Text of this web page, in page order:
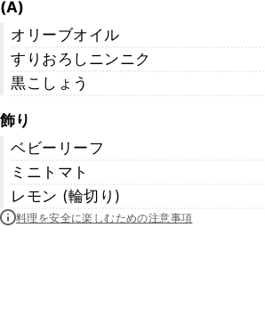
(A)
オリーブオイル
すりおろしニンニク
黒こしょう
飾り
ベビーリーフ
ミニトマト
レモン (輪切り)
料理を安全に楽しむための注意事項